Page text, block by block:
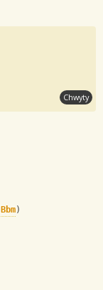
Chwyty
Bbm)